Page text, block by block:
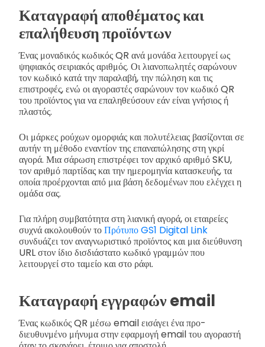
Καταγραφή αποθέματος και
επαλήθευση προϊόντων
Ένας μοναδικός κωδικός QR ανά μονάδα λειτουργεί ως
ψηφιακός σειριακός αριθμός. Οι λιανοπωλητές σαρώνουν
τον κωδικό κατά την παραλαβή, την πώληση και τις
επιστροφές, ενώ οι αγοραστές σαρώνουν τον κωδικό QR
του προϊόντος για να επαληθεύσουν εάν είναι γνήσιος ή
πλαστός.
Οι μάρκες ρούχων ομορφιάς και πολυτέλειας βασίζονται σε
αυτήν τη μέθοδο εναντίον της επαναπώλησης στη γκρί
αγορά. Μια σάρωση επιστρέφει τον αρχικό αριθμό SKU,
τον αριθμό παρτίδας και την ημερομηνία κατασκευής, τα
οποία προέρχονται από μια βάση δεδομένων που ελέγχει η
ομάδα σας.
Για πλήρη συμβατότητα στη λιανική αγορά, οι εταιρείες
συχνά ακολουθούν τοΠρότυπο GS1 Digital Link
συνδυάζει τον αναγνωριστικό προϊόντος και μια διεύθυνση
URL στον ίδιο δισδιάστατο κωδικό γραμμών που
λειτουργεί στο ταμείο και στο ράφι.
Καταγραφή εγγραφών email
Ένας κωδικός QR μέσω email εισάγει ένα προ-
διευθυνμένο μήνυμα στην εφαρμογή email του αγοραστή